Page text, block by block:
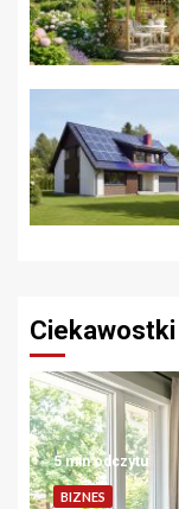
Ciekawostki
5 min odczytu
BIZNES